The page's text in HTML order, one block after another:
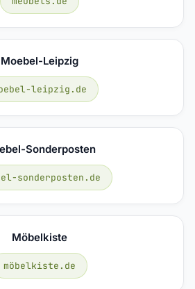
Moebel-Leipzig
leipzig.de
Sonderposten
sonderposten.de
Möbelkiste
möbelkiste.de